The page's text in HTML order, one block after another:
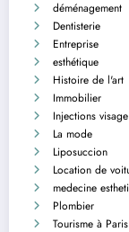
déménagement
Dentisterie
Entreprise
esthétique
Histoire de l'art
Immobilier
Injections visage
La mode
Liposuccion
Location de
medecine
Plombier
Tourisme à Paris